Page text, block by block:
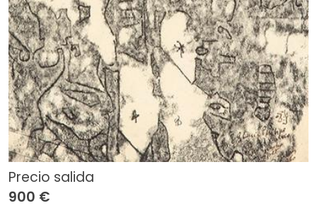
Precio salida
900 €